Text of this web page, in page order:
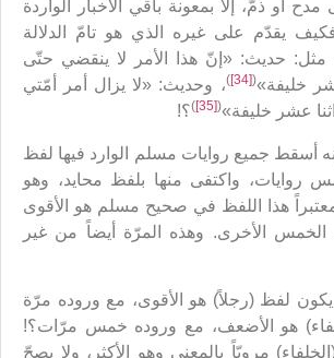
مدح أو ذمّ، إلاّ بمعونة باقي الأخبار الواردة
يقدّم على غيره الذي هو تامّ الدلالة
حديث: «إنّ هذا الأمر لا ينقضي حتّى
خليفة»(
[34]
)، وحديث: «لا يزال أمر أمّتي
عشر خليفة»(
[35]
)؟!
إنه أسقط جميع روايات مسلم الوارد فيها لفظ
روايات، واكتفى منها بلفظ محايد، وهو
هذا اللفظ في صحيح مسلم هو الأقوى
الخمس الأخرى. وهذه المرّة أيضاً من غير
يكون لفظ (رجلاً) هو الأقوى، مع وروده مرّة
هو الأضعف، مع وروده خمس مرّات؟!
مرويّاً بالمعنى وهو الأكثر، ولا يصحّ